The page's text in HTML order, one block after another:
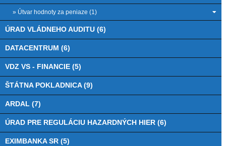
» Útvar hodnoty za peniaze (1)
ÚRAD VLÁDNEHO AUDITU (6)
DATACENTRUM (6)
VDZ VS - FINANCIE (5)
ŠTÁTNA POKLADNICA (9)
ARDAL (7)
ÚRAD PRE REGULÁCIU HAZARDNÝCH HIER (6)
EXIMBANKA SR (5)